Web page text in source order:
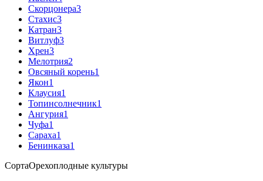
Скорцонера3
Стахис3
Катран3
Витлуф3
Хрен3
Мелотрия2
Овсяный корень1
Якон1
Клаусия1
Топинсолнечник1
Ангурия1
Чуфа1
Сараха1
Бенинказа1
СортаОрехоплодные культуры